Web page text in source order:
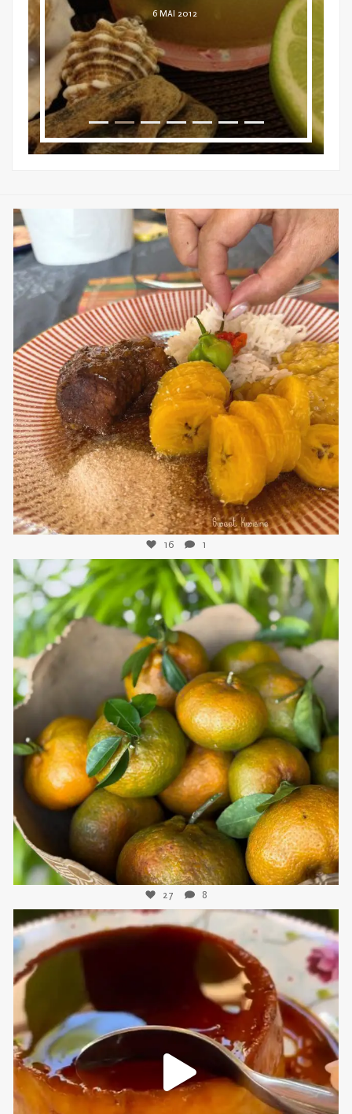
POSTED
6 MAI 2012
sweetkwisine
Nov 25
16 1
sweetkwisine
Nov 21
27 8
sweetkwisine
Nov 16